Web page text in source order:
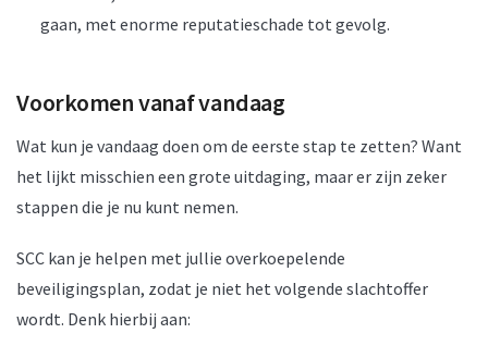
gaan, met enorme reputatieschade tot gevolg.
Voorkomen vanaf vandaag
Wat kun je vandaag doen om de eerste stap te zetten? Want
het lijkt misschien een grote uitdaging, maar er zijn zeker
stappen die je nu kunt nemen.
SCC kan je helpen met jullie overkoepelende
beveiligingsplan, zodat je niet het volgende slachtoffer
wordt. Denk hierbij aan: